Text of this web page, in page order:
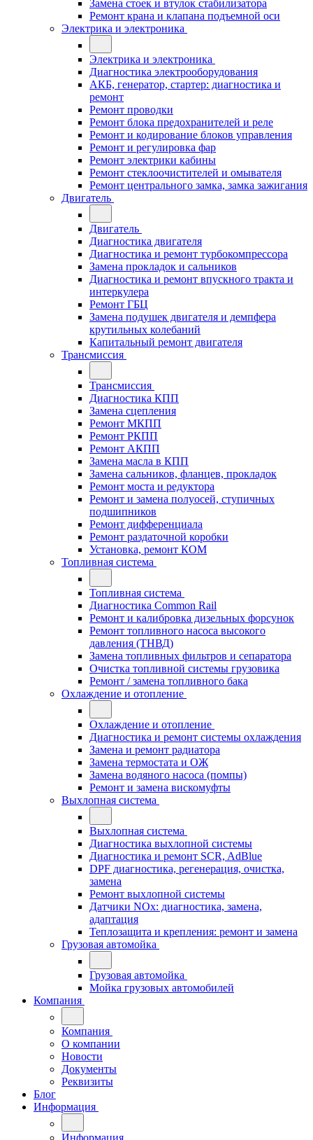
Замена стоек и втулок стабилизатора
Ремонт крана и клапана подъемной оси
Электрика и электроника
Электрика и электроника
Диагностика электрооборудования
АКБ, генератор, стартер: диагностика и
ремонт
Ремонт проводки
Ремонт блока предохранителей и реле
Ремонт и кодирование блоков управления
Ремонт и регулировка фар
Ремонт электрики кабины
Ремонт стеклоочистителей и омывателя
Ремонт центрального замка, замка зажигания
Двигатель
Двигатель
Диагностика двигателя
Диагностика и ремонт турбокомпрессора
Замена прокладок и сальников
Диагностика и ремонт впускного тракта и
интеркулера
Ремонт ГБЦ
Замена подушек двигателя и демпфера
крутильных колебаний
Капитальный ремонт двигателя
Трансмиссия
Трансмиссия
Диагностика КПП
Замена сцепления
Ремонт МКПП
Ремонт РКПП
Ремонт АКПП
Замена масла в КПП
Замена сальников, фланцев, прокладок
Ремонт моста и редуктора
Ремонт и замена полуосей, ступичных
подшипников
Ремонт дифференциала
Ремонт раздаточной коробки
Установка, ремонт КОМ
Топливная система
Топливная система
Диагностика Common Rail
Ремонт и калибровка дизельных форсунок
Ремонт топливного насоса высокого
давления (ТНВД)
Замена топливных фильтров и сепаратора
Очистка топливной системы грузовика
Ремонт / замена топливного бака
Охлаждение и отопление
Охлаждение и отопление
Диагностика и ремонт системы охлаждения
Замена и ремонт радиатора
Замена термостата и ОЖ
Замена водяного насоса (помпы)
Ремонт и замена вискомуфты
Выхлопная система
Выхлопная система
Диагностика выхлопной системы
Диагностика и ремонт SCR, AdBlue
DPF диагностика, регенерация, очистка,
замена
Ремонт выхлопной системы
Датчики NOx: диагностика, замена,
адаптация
Теплозащита и крепления: ремонт и замена
Грузовая автомойка
Грузовая автомойка
Мойка грузовых автомобилей
Компания
Компания
О компании
Новости
Документы
Реквизиты
Блог
Информация
Информация